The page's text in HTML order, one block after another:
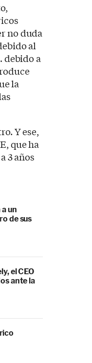
no duda
al
debido a
la
Y ese,
que ha
3 años
un
de sus
el CEO
ante la